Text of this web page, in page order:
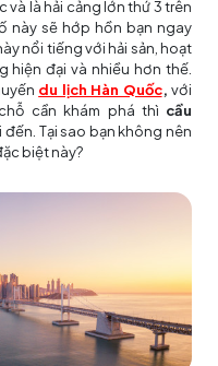
và là hải cảng lớn thứ 3 trên
này sẽ hớp hồn bạn ngay
nổi tiếng với hải sản, hoạt
đại và nhiều hơn thế.
du lịch Hàn Quốc, với
cần khám phá thì cầu
Tại sao bạn không nên
biệt này?